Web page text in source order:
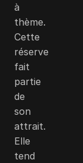
à
thème.
Cette
réserve
fait
partie
de
son
attrait.
Elle
tend